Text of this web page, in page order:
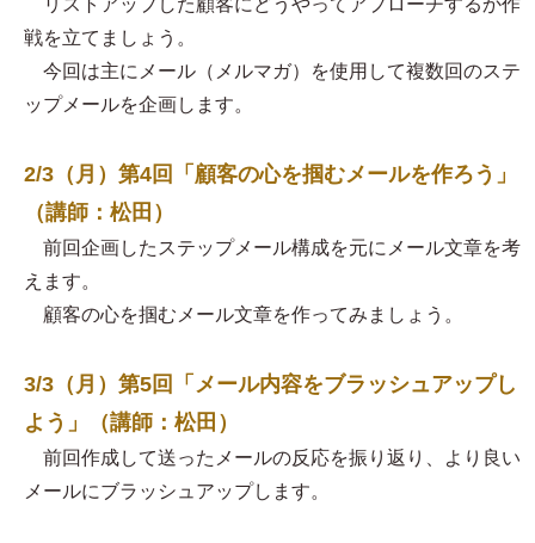
リストアップした顧客にどうやってアプローチするか作
戦を立てましょう。
今回は主にメール（メルマガ）を使用して複数回のステ
ップメールを企画します。
2/3（月）第4回「顧客の心を掴むメールを作ろう」
（講師：松田）
前回企画したステップメール構成を元にメール文章を考
えます。
顧客の心を掴むメール文章を作ってみましょう。
3/3（月）第5回「メール内容をブラッシュアップし
よう」（講師：松田）
前回作成して送ったメールの反応を振り返り、より良い
メールにブラッシュアップします。